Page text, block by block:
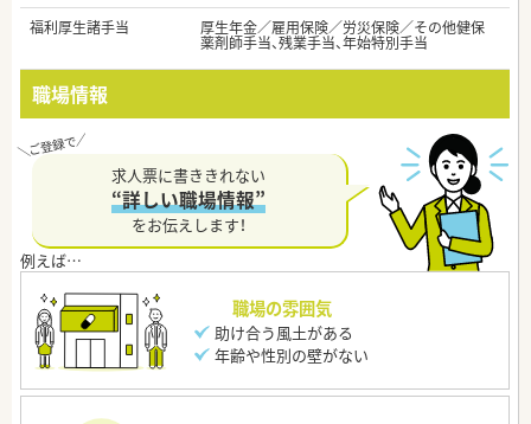
福利厚生諸手当
厚生年金／雇用保険／労災保険／その他健保
薬剤師手当、残業手当、年始特別手当
職場情報
求人票に書ききれない
“詳しい職場情報”
をお伝えします！
職場の雰囲気
助け合う風土がある
年齢や性別の壁がない